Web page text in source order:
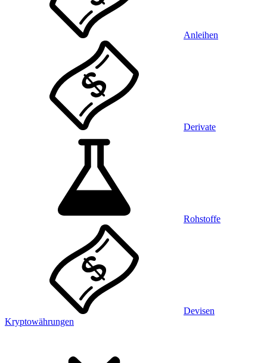
Anleihen
Derivate
Rohstoffe
Devisen
Kryptowährungen